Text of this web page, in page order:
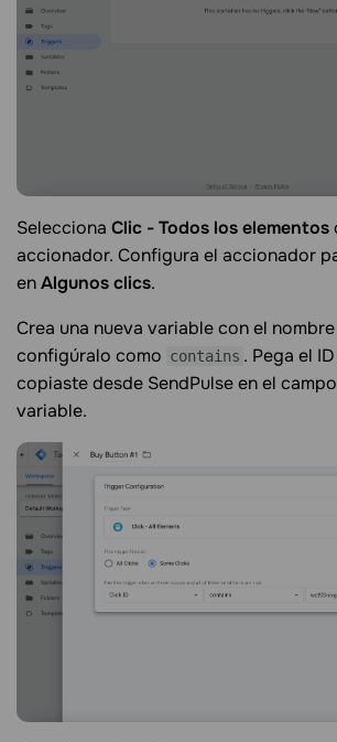
Selecciona Clic - Todos los elementos
accionador. Configura el accionador
enAlgunos clics.
Crea una nueva variable con el nombre
configúralo como contains . Pega el
copiaste desde SendPulse en el
variable.